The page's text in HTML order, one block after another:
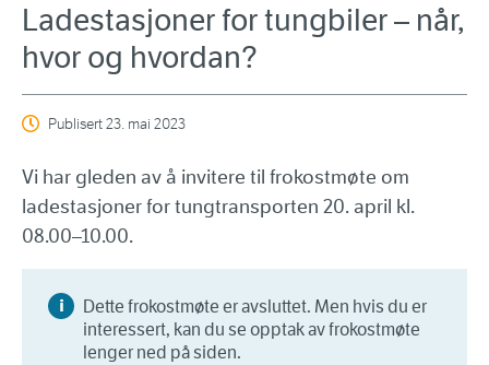
Ladestasjoner for tungbiler – når,
hvor og hvordan?
Publisert23. mai 2023
Vi har gleden av å invitere til frokostmøte om
ladestasjoner for tungtransporten 20. april kl.
08.00–10.00.
Dette frokostmøte er avsluttet. Men hvis du er
interessert, kan du se opptak av frokostmøte
lenger ned på siden.